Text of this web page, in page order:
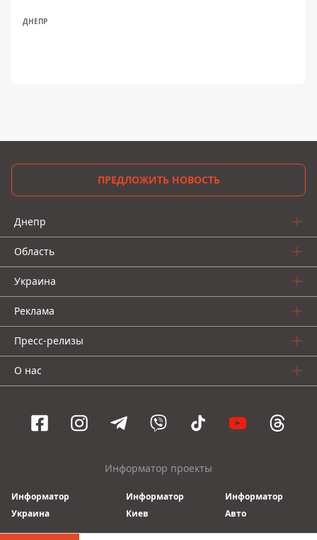
ДНЕПР
ПРЕДЛОЖИТЬ НОВОСТЬ
Днепр
Область
Украина
Реклама
Пресс-релизы
О нас
Информатор проекты
Информатор
Украина
Информатор
Киев
Информатор
Авто